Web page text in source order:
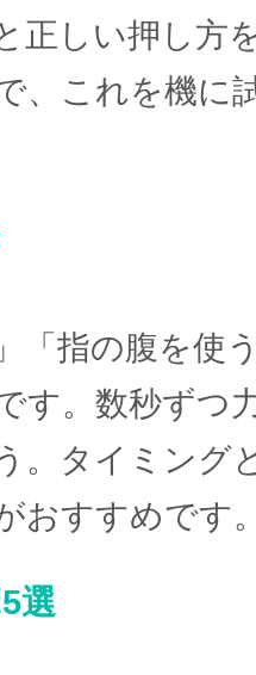
正しい押し方
、これを機に
「指の腹を使
す。数秒ずつ
。タイミング
おすすめです
選